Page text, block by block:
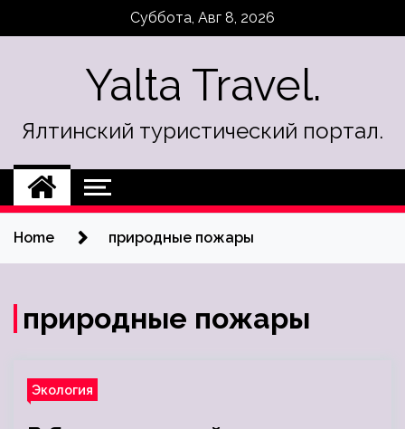
Суббота, Авг 8, 2026
Yalta Travel.
Ялтинский туристический портал.
Home природные пожары
природные пожары
Экология